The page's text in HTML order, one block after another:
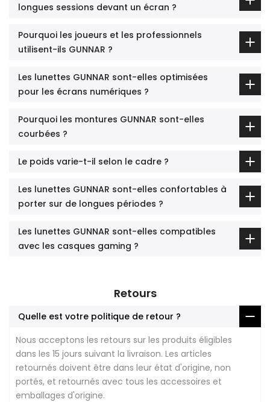
longues sessions devant un écran ?
Pourquoi les joueurs et les professionnels
utilisent-ils GUNNAR ?
Les lunettes GUNNAR sont-elles optimisées
pour les écrans numériques ?
Pourquoi les montures GUNNAR sont-elles
courbées ?
Le poids varie-t-il selon le cadre ?
Les lunettes GUNNAR sont-elles confortables à
porter sur de longues périodes ?
Les lunettes GUNNAR sont-elles compatibles
avec les casques gaming ?
Retours
Quelle est votre politique de retour ?
Nous acceptons les retours sur les produits éligibles
dans les 15 jours suivant la livraison. Les articles
retournés doivent être dans leur état d'origine, non
portés, et retournés avec tous les accessoires et
emballages d'origine.